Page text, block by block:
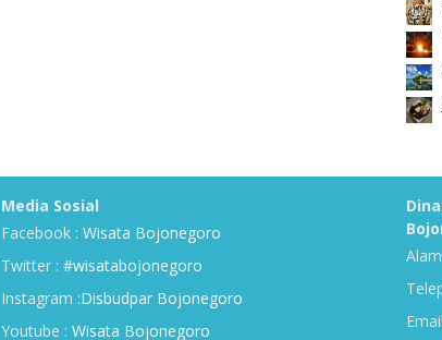
Media Sosial
Facebook : Wisata Bojonegoro
Twitter : #wisatabojonegoro
Instagram :Disbudpar Bojonegoro
Youtube : Wisata Bojonegoro